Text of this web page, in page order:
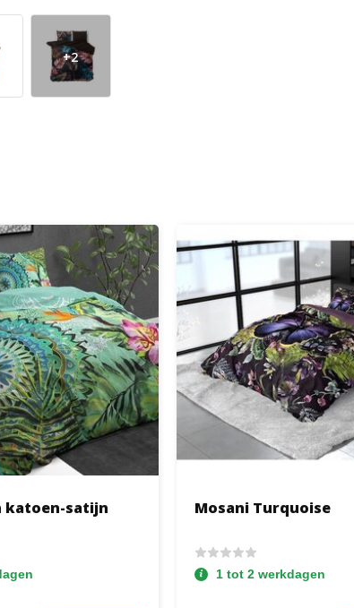
+2
katoen-satijn Mosani Turquoise
1 tot 2 werkdagen